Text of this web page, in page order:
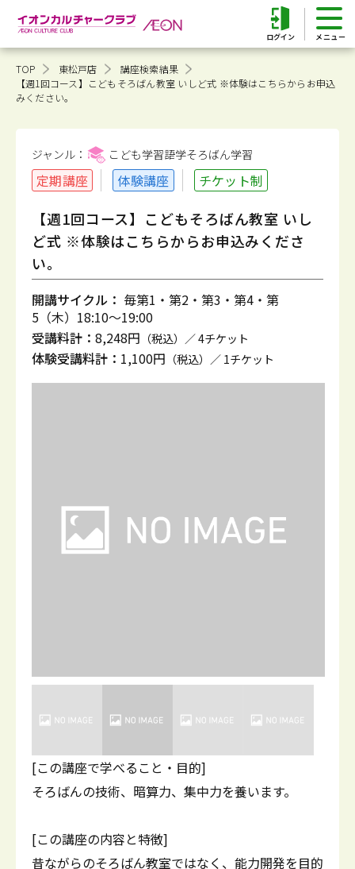
ログイン
TOP 東松戸店
講座検索結果
【週1回コース】こどもそろばん教室 いしど式 ※体験はこちらからお申込
みください。
ジャンル： こども学習語学そろばん学習
定期講座 体験講座 チケット制
【週1回コース】こどもそろばん教室 いし
ど式 ※体験はこちらからお申込みくださ
い。
開講サイクル： 毎第1・第2・第3・第4・第
5（木）18:10～19:00
受講料計： 8,248円 （税込）／ 4チケット
体験受講料計： 1,100円 （税込）／ 1チケット
[この講座で学べること・目的]
そろばんの技術、暗算力、集中力を養います。
[この講座の内容と特徴]
昔ながらのそろばん教室ではなく、能力開発を目的